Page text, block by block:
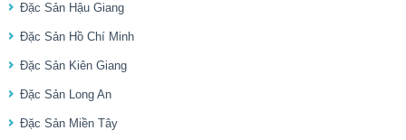
Đặc Sản Hậu Giang
Đặc Sản Hồ Chí Minh
Đặc Sản Kiên Giang
Đặc Sản Long An
Đặc Sản Miền Tây